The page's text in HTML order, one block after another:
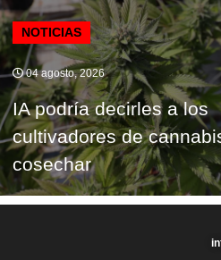
NOTICIAS
04 agosto, 2026
IA podría decirles a los
cultivadores de
cosechar